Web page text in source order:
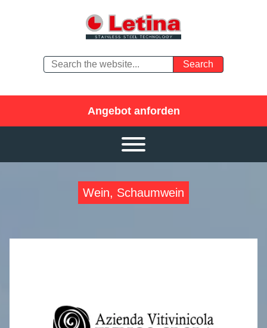
Angebot anforden
Wein, Schaumwein